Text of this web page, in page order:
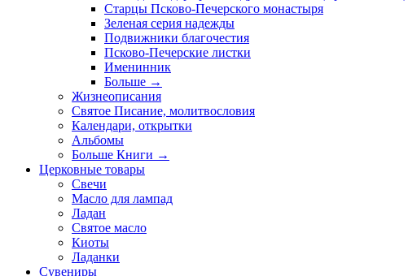
Старцы Псково-Печерского монастыря
Зеленая серия надежды
Подвижники благочестия
Псково-Печерские листки
Именинник
Больше →
Жизнеописания
Святое Писание, молитвословия
Календари, открытки
Альбомы
Больше Книги →
Церковные товары
Свечи
Масло для лампад
Ладан
Святое масло
Киоты
Ладанки
Сувениры